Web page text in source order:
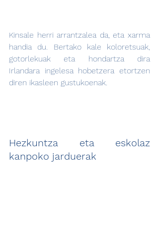
Kinsale herri arrantzalea da, eta xarma
handia du. Bertako kale koloretsuak,
gotorlekuak eta hondartza dira
Irlandara ingelesa hobetzera etortzen
diren ikasleen gustukoenak.
Hezkuntza eta eskolaz
kanpoko jarduerak